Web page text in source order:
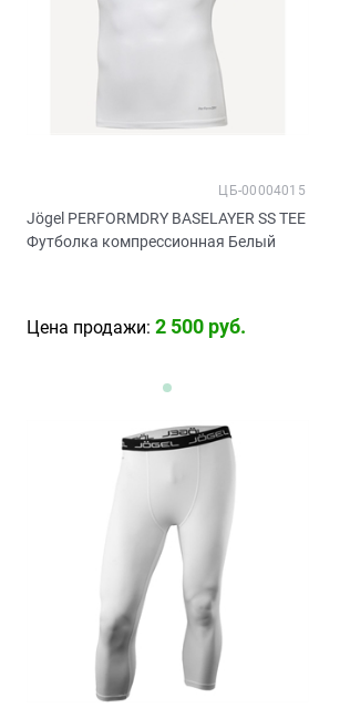
Jögel PERFORMDRY BASELAYER SS TEE
Футболка компрессионная Белый
ЦБ-00004015
Цена продажи: 2 500 руб.